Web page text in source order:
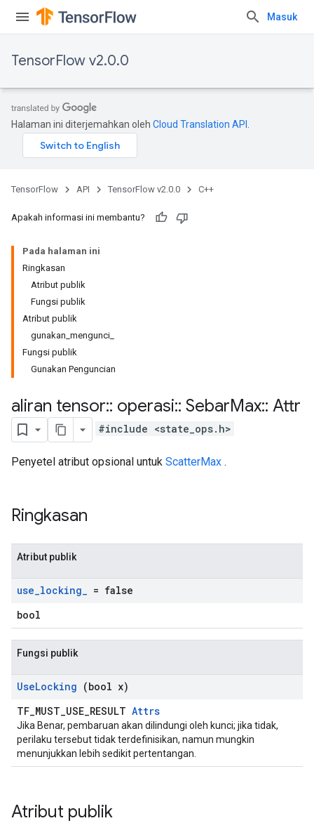
Masuk
TensorFlow v2.0.0
Halaman ini diterjemahkan oleh Cloud Translation API
TensorFlow API TensorFlow v2.0.0 C++
Apakah informasi ini membantu?
Pada halaman ini
Ringkasan
Atribut publik
Fungsi publik
Atribut publik
gunakan_mengunci_
Fungsi publik
Gunakan Penguncian
aliran tensor:: operasi:: SebarMax:: Attr
#include <state_ops.h>
Penyetel atribut opsional untuk ScatterMax .
Ringkasan
Atribut publik
use_locking_ = false
bool
Fungsi publik
UseLocking (bool x)
TF_MUST_USE_RESULT Attrs
Jika Benar, pembaruan akan dilindungi oleh kunci; jika tidak,
perilaku tersebut tidak terdefinisikan, namun mungkin
menunjukkan lebih sedikit pertentangan.
Atribut publik